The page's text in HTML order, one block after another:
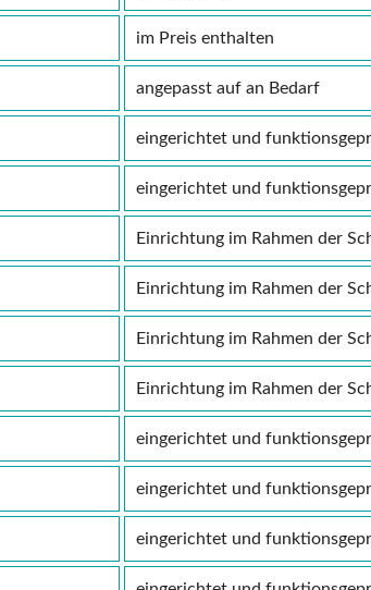
im Preis enthalten
angepasst auf an Bedarf
eingerichtet und
eingerichtet und
Einrichtung im Rahmen der
Einrichtung im Rahmen der
Einrichtung im Rahmen der
Einrichtung im Rahmen der
eingerichtet und
eingerichtet und
eingerichtet und